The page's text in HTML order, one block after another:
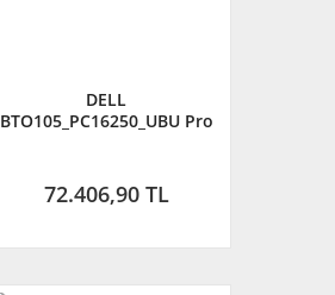
DELL
BTO105_PC16250_UBU Pro
Ubuntu
72.406,90 TL